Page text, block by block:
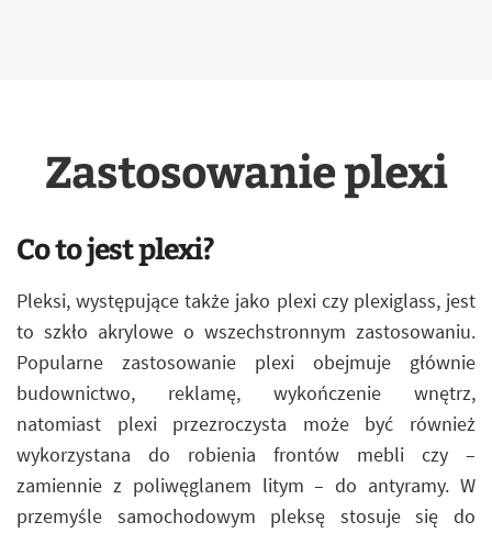
Zastosowanie plexi
Co to jest plexi?
Pleksi, występujące także jako plexi czy plexiglass, jest
to szkło akrylowe o wszechstronnym zastosowaniu.
Popularne zastosowanie plexi obejmuje głównie
budownictwo, reklamę, wykończenie wnętrz,
natomiast plexi przezroczysta może być również
wykorzystana do robienia frontów mebli czy –
zamiennie z poliwęglanem litym – do antyramy. W
przemyśle samochodowym pleksę stosuje się do